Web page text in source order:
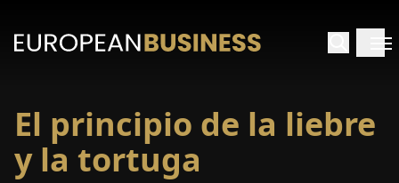
El principio de la liebre
y la tortuga